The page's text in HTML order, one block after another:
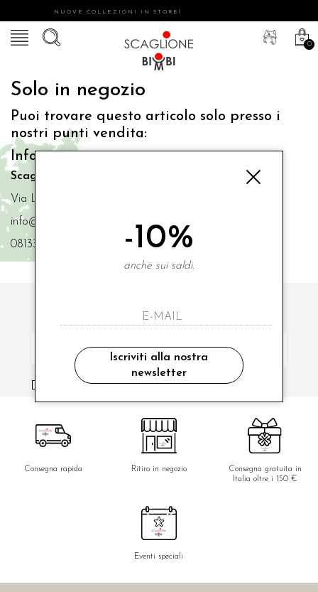
NUOVE COLLEZIONI IN STORE!
0
Solo in negozio
Puoi trovare questo articolo solo presso i
nostri punti vendita:
Info contatti
Scaglione Bimbi di Iacono Maria Angela
Via Luigi Mazzella,73 80077 Ischia
info@scaglionebimbi.com
0813331162
ISCRIVITI ALLA NOSTRA NEWSLETTER
ho letto ed accettato le condizioni sulla privacy.
Consegna rapida Ritiro in negozio
Consegna gratuita in
Italia oltre i 150 €
Eventi speciali
-10%
anche sui saldi.
Iscriviti alla nostra
newsletter